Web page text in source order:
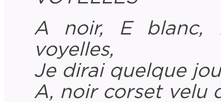
A
noir, E blanc,
voyelles,
Je dirai quelque
A, noir corset velu